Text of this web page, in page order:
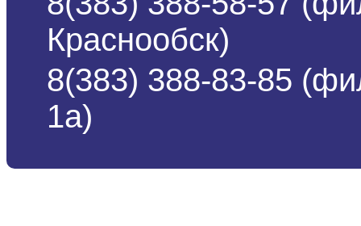
Краснообск)
8(383) 388-83-85
1а)